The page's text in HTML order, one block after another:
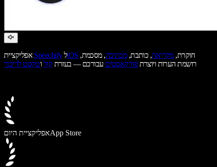
אפליקציית Speechify לiOS חוקרת,מקריאה, כותבת,מכתיבה, מסכמת,
רושמת הערות ויוצרתפודקאסטים עבורכם — בעזרת קול וטקסט לדיבור
אפליקציית היוםApp Store